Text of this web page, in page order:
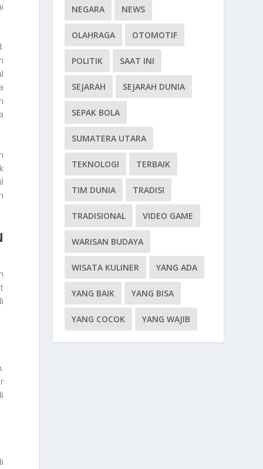
NEGARA NEWS
OLAHRAGA OTOMOTIF
POLITIK SAAT INI
SEJARAH SEJARAH DUNIA
SEPAK BOLA
SUMATERA UTARA
TEKNOLOGI TERBAIK
TIM DUNIA TRADISI
TRADISIONAL VIDEO GAME
WARISAN BUDAYA
WISATA KULINER YANG ADA
YANG BAIK YANG BISA
YANG COCOK YANG WAJIB